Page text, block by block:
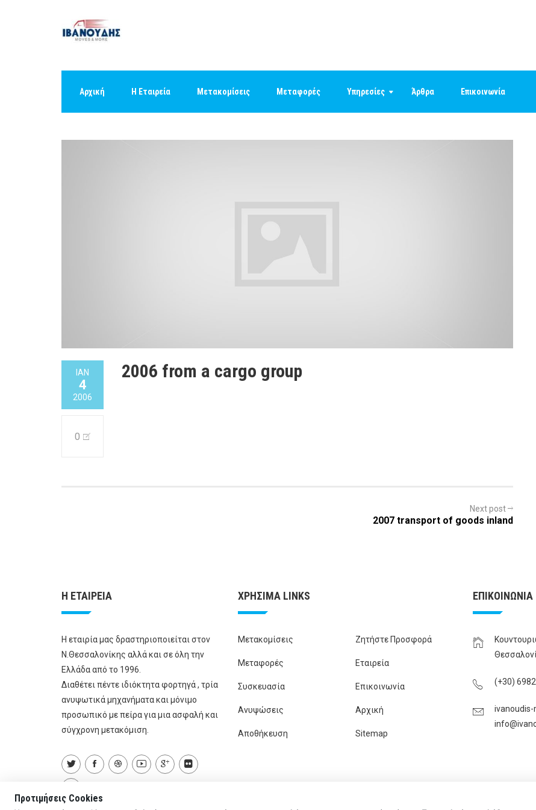
Αρχική Η Εταιρεία Μετακομίσεις Μεταφορές Υπηρεσίες Άρθρα Επικοινωνία
ΙΑΝ
4
2006
0
2006 from a cargo group
Next post
2007 transport of goods inland
Η ΕΤΑΙΡΕΙΑ
Η εταιρία μας δραστηριοποιείται στον
Ν.Θεσσαλονίκης αλλά και σε όλη την
Ελλάδα από το 1996.
Διαθέτει πέντε ιδιόκτητα φορτηγά , τρία
ανυψωτικά μηχανήματα και μόνιμο
προσωπικό με πείρα για μια ασφαλή και
σύγχρονη μετακόμιση.
ΧΡΗΣΙΜΑ LINKS
Μετακομίσεις
Μεταφορές
Συσκευασία
Ανυψώσεις
Αποθήκευση
Ζητήστε Προσφορά
Εταιρεία
Επικοινωνία
Αρχική
Sitemap
ΕΠΙΚΟΙΝΩΝΙΑ
(+30)
Προτιμήσεις Cookies